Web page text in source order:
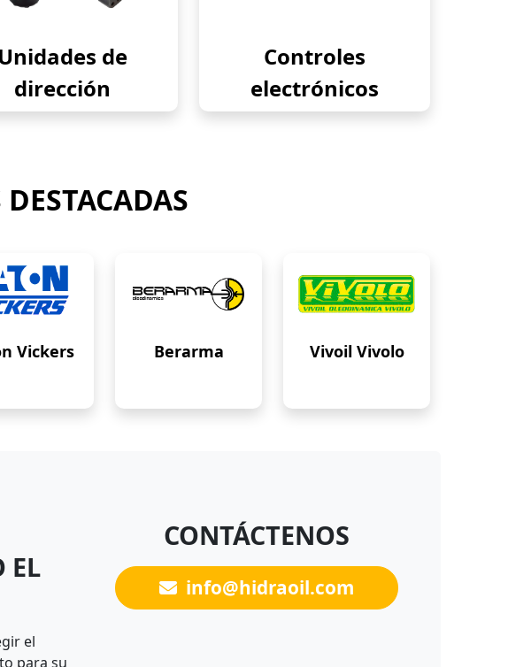
Unidades de
dirección
Controles
electrónicos
Vickers Berarma Vivoil Vivolo
EL
el
para su
CONTÁCTENOS
info@hidraoil.com